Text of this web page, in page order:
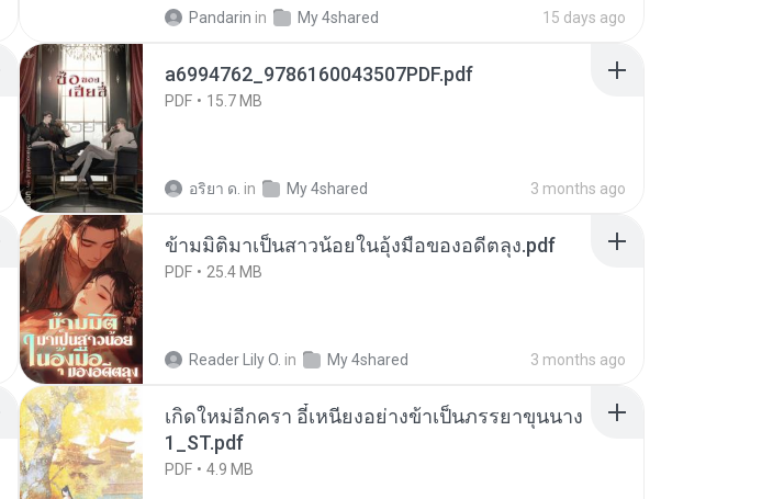
Pandarin in My 4shared 15 days ago
a6994762_9786160043507PDF.pdf
PDF 15.7 MB
อริยา ด. in My 4shared 3 months ago
ข้ามมิติมาเป็นสาวน้อยในอุ้งมือของอดีตลุง.pdf
PDF 25.4 MB
Reader Lily O. in My 4shared 3 months ago
เกิดใหม่อีกครา อี๋เหนียงอย่างข้าเป็นภรรยาขุนนาง
1_ST.pdf
PDF 4.9 MB